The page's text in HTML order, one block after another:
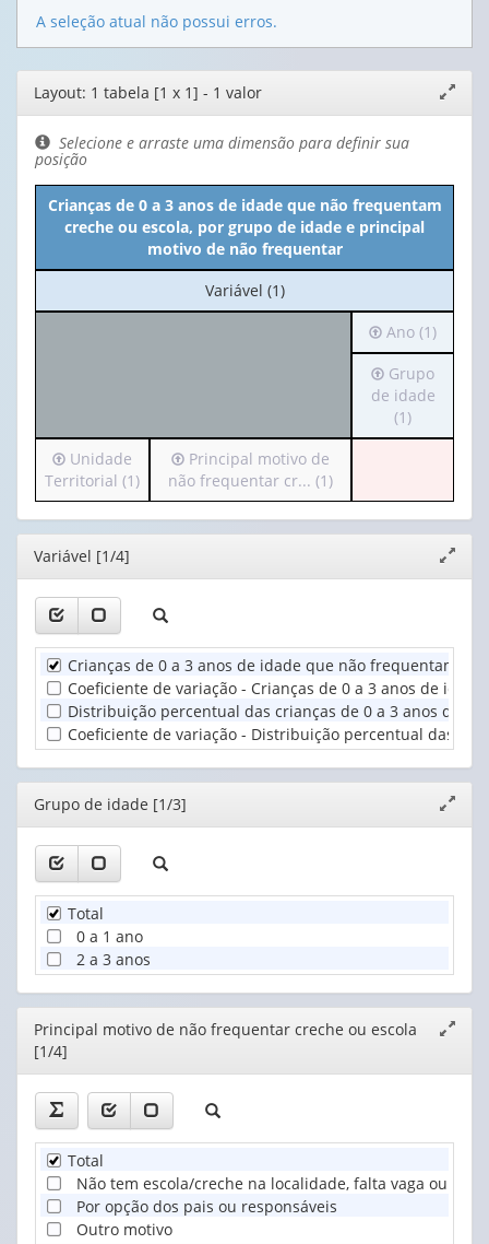
A seleção atual não possui erros.
Editor
de
layout
janela
Layout: 1 tabela [1 x 1] - 1 valor
Selecione e arraste uma dimensão para definir sua
posição
Crianças de 0 a 3 anos de idade que não frequentam
creche ou escola, por grupo de idade e principal
motivo de não frequentar
No
cabeçalho:
Variável (1)
Irá
para
o
cabeçalho
(possui
apenas
Ano (1)
Irá
para
cabeçalho
1
valor):
Grupo
de idade
(1)
Irá
para
o
cabeçalho
(possui
apenas
valor):
Unidade
Territorial
(1)
Unidade
Territorial (1)
Irá
para
o
cabeçalho
Principal
motivo
de
não
frequentar
cr...
(1)
Principal motivo de
não frequentar cr... (1)
Editor
janela
Variável [1/4]
Crianças de 0 a 3 anos de idade que não frequentam
Coeficiente de variação - Crianças de 0 a 3 anos de
Distribuição percentual das crianças de 0 a 3 anos de
Coeficiente de variação - Distribuição percentual das
Editor
janela
Grupo de idade [1/3]
Total
0 a 1 ano
2 a 3 anos
Editor
Principal motivo de não frequentar creche ou escola
[1/4]
Total
Não tem escola/creche na localidade, falta vaga ou a
Por opção dos pais ou responsáveis
Outro motivo